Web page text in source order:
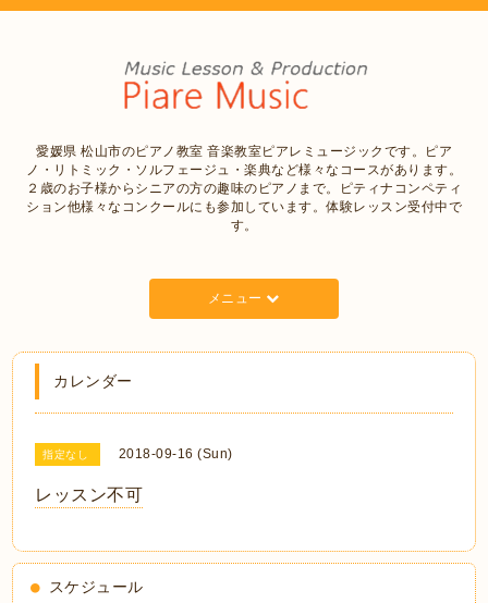
愛媛県 松山市のピアノ教室 音楽教室ピアレミュージックです。ピア
ノ・リトミック・ソルフェージュ・楽典など様々なコースがあります。
２歳のお子様からシニアの方の趣味のピアノまで。ピティナコンペティ
ション他様々なコンクールにも参加しています。体験レッスン受付中で
す。
メニュー
カレンダー
指定なし 2018-09-16 (Sun)
レッスン不可
スケジュール